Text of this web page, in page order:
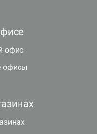
офис
офисы